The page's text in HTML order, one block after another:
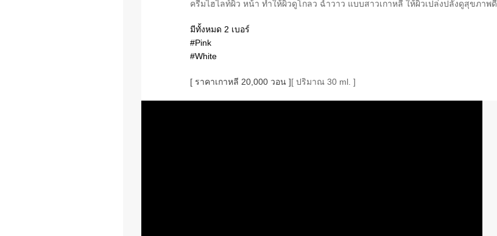
ครีมไฮไลท์ผิว หน้า ทำให้ผิวดูโกลว ฉ่ำวาว แบบสาวเกาหลี ให้ผิวเปล่งปลั่งดูสุขภาพดี
มีทั้งหมด 2 เบอร์
#‎Pink
#White
[ ราคาเกาหลี 20,000 วอน ][ ปริมาณ 30 ml. ]